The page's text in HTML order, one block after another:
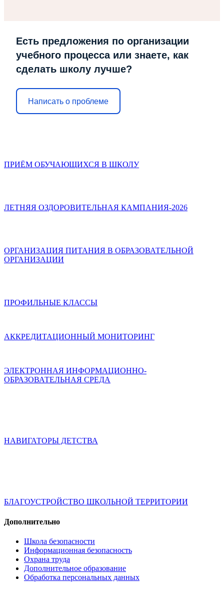
Есть предложения по организации
учебного процесса или знаете, как
сделать школу лучше?
Написать о проблеме
ПРИЁМ ОБУЧАЮЩИХСЯ В ШКОЛУ
ЛЕТНЯЯ ОЗДОРОВИТЕЛЬНАЯ КАМПАНИЯ-2026
ОРГАНИЗАЦИЯ ПИТАНИЯ В ОБРАЗОВАТЕЛЬНОЙ
ОРГАНИЗАЦИИ
ПРОФИЛЬНЫЕ КЛАССЫ
АККРЕДИТАЦИОННЫЙ МОНИТОРИНГ
ЭЛЕКТРОННАЯ ИНФОРМАЦИОННО-
ОБРАЗОВАТЕЛЬНАЯ СРЕДА
НАВИГАТОРЫ ДЕТСТВА
БЛАГОУСТРОЙСТВО ШКОЛЬНОЙ ТЕРРИТОРИИ
Дополнительно
Школа безопасности
Информационная безопасность
Охрана труда
Дополнительное образование
Обработка персональных данных